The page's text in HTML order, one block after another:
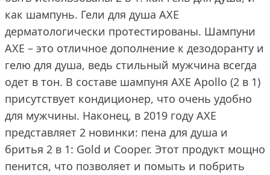
как шампунь. Гели для душа AXE
дерматологически протестированы. Шампуни
AXE – это отличное дополнение к дезодоранту и
гелю для душа, ведь стильный мужчина всегда
одет в тон. В составе шампуня AXE Apollo (2 в 1)
присутствует кондиционер, что очень удобно
для мужчины. Наконец, в 2019 году AXE
представляет 2 новинки: пена для душа и
бритья 2 в 1: Gold и Cooper. Этот продукт мощно
пенится, что позволяет и помыть и побрить